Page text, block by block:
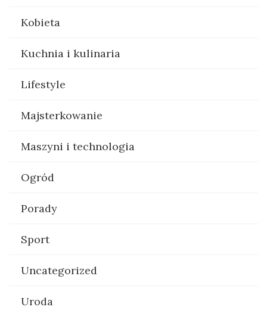
Kobieta
Kuchnia i kulinaria
Lifestyle
Majsterkowanie
Maszyni i technologia
Ogród
Porady
Sport
Uncategorized
Uroda